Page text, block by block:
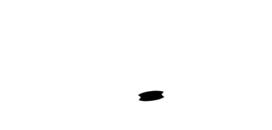
Phải ướp ít nhất 30 phút thì gia vị với ngấm vào từng thớ
thịt. Thịt nai nướng trên than củi hoặc lửa than là ngon nhất.